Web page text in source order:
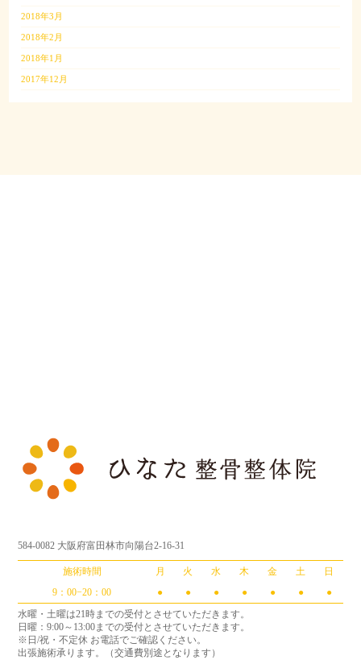
2018年3月
2018年2月
2018年1月
2017年12月
584-0082 大阪府富田林市向陽台2-16-31
施術時間 月 火 水 木 金 土
日
9：00−20：00
● ● ● ● ● ●
●
水曜・土曜は21時までの受付とさせていただきます。
日曜：9:00～13:00までの受付とさせていただきます。
※日/祝・不定休 お電話でご確認ください。
出張施術承ります。（交通費別途となります）